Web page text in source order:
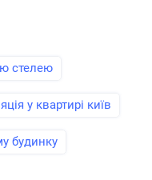
стелею
у квартирі київ
будинку